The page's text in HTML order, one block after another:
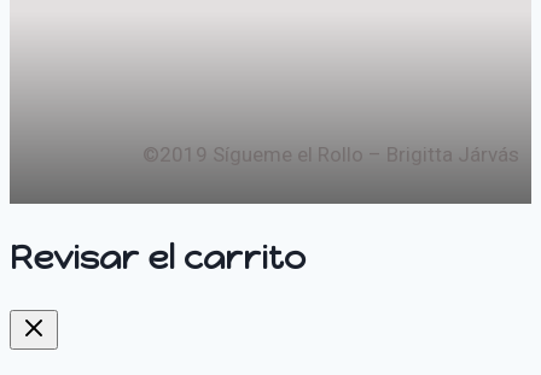
©2019 Sígueme el Rollo – Brigitta Járvás
Revisar el carrito